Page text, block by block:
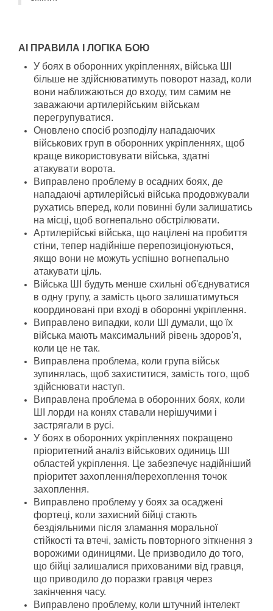
AI ПРАВИЛА І ЛОГІКА БОЮ
У боях в оборонних укріпленнях, війська ШІ
більше не здійснюватимуть поворот назад, коли
вони наближаються до входу, тим самим не
заважаючи артилерійським військам
перегрупуватися.
Оновлено спосіб розподілу нападаючих
військових груп в оборонних укріпленнях, щоб
краще використовувати війська, здатні
атакувати ворота.
Виправлено проблему в осадних боях, де
нападаючі артилерійські війська продовжували
рухатись вперед, коли повинні були залишатись
на місці, щоб вогнепально обстрілювати.
Артилерійські війська, що націлені на пробиття
стіни, тепер надійніше перепозиціонуються,
якщо вони не можуть успішно вогнепально
атакувати ціль.
Війська ШІ будуть менше схильні об'єднуватися
в одну групу, а замість цього залишатимуться
координовані при вході в оборонні укріплення.
Виправлено випадки, коли ШІ думали, що їх
війська мають максимальний рівень здоров'я,
коли це не так.
Виправлена проблема, коли група військ
зупинялась, щоб захиститися, замість того, щоб
здійснювати наступ.
Виправлена проблема в оборонних боях, коли
ШІ лорди на конях ставали нерішучими і
застрягали в русі.
У боях в оборонних укріпленнях покращено
пріоритетний аналіз військових одиниць ШІ
областей укріплення. Це забезпечує надійніший
пріоритет захоплення/перехоплення точок
захоплення.
Виправлено проблему у боях за осаджені
фортеці, коли захисний бійці стають
бездіяльними після зламання моральної
стійкості та втечі, замість повторного зіткнення з
ворожими одиницями. Це призводило до того,
що бійці залишалися прихованими від гравця,
що приводило до поразки гравця через
закінчення часу.
Виправлено проблему, коли штучний інтелект